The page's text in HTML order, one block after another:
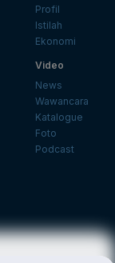
Profil
Istilah
Ekonomi
Video
News
Wawancara
Katalogue
Foto
Podcast